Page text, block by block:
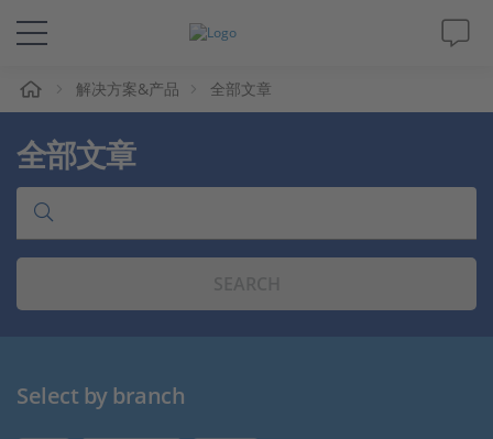
解决方案&产品
Support
视频
人才招聘
解决方案&产品 全部文章
全部文章
Select by branch